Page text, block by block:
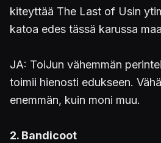
kiteyttää The Last of Usin
katoa edes tässä karussa
JA: ToiJun vähemmän
toimii hienosti edukseen.
enemmän, kuin moni muu.
2. Bandicoot